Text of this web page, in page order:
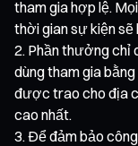
tham gia hợp lệ.
thời gian sự kiện sẽ
Phần thưởng chỉ
dùng tham gia bằng
được trao cho địa
cao nhất.
Để đảm bảo